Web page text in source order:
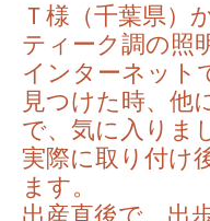
Ｔ様（千葉県）
ティーク調の照
インターネット
見つけた時、他
で、気に入りま
実際に取り付け
ます。
出産直後で、出